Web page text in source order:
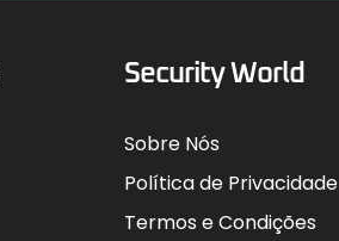
Security World
Sobre Nós
Política de Privacidade
Termos e Condições